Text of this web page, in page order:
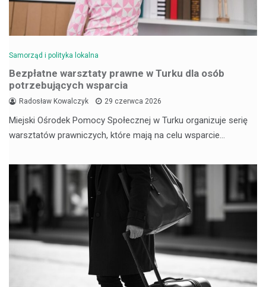
Samorząd i polityka lokalna
Bezpłatne warsztaty prawne w Turku dla osób
potrzebujących wsparcia
Radosław Kowalczyk 29 czerwca 2026
Miejski Ośrodek Pomocy Społecznej w Turku organizuje serię
warsztatów prawniczych, które mają na celu wsparcie…